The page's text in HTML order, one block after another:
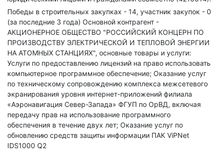
Победы в строительных закупках - 14, участник закупок - 0
(за последние 3 года) Основной контрагент -
АКЦИОНЕРНОЕ ОБЩЕСТВО "РОССИЙСКИЙ КОНЦЕРН ПО
ПРОИЗВОДСТВУ ЭЛЕКТРИЧЕСКОЙ И ТЕПЛОВОЙ ЭНЕРГИИ
НА АТОМНЫХ СТАНЦИЯХ", основные товары и услуги:
Услуги по предоставлению лицензий на право использовать
компьютерное программное обеспечение; Оказание услуг
по техническому сопровождению комплекса межсетевого
экранирования уровня интернет-приложений филиала
«Аэронавигация Север-Запада» ФГУП по ОрВД, включая
передачу прав на использование программного
обеспечения в течение двух лет; Оказание услуг по
обновлению средств защиты информации ПАК ViPNet
IDS1000 Q2